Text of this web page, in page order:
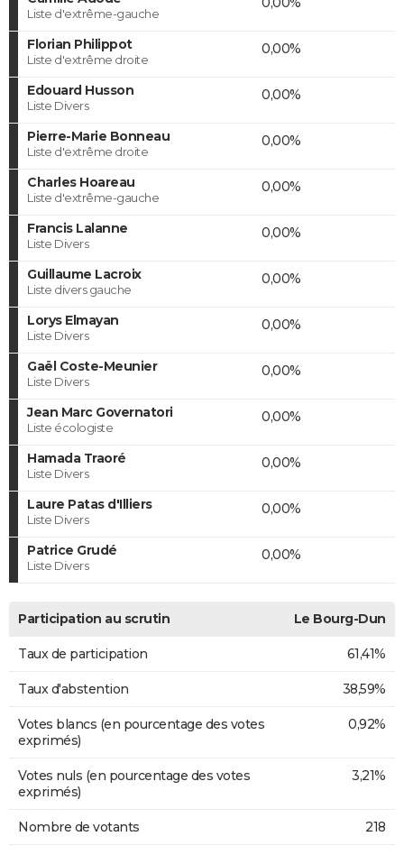
Liste d'extrême-gauche
Florian Philippot
Liste d'extrême droite
0,00%
Edouard Husson
Liste Divers
0,00%
Pierre-Marie Bonneau
Liste d'extrême droite
0,00%
Charles Hoareau
Liste d'extrême-gauche
0,00%
Francis Lalanne
Liste Divers
0,00%
Guillaume Lacroix
Liste divers gauche
0,00%
Lorys Elmayan
Liste Divers
0,00%
Gaël Coste-Meunier
Liste Divers
0,00%
Jean Marc Governatori
Liste écologiste
0,00%
Hamada Traoré
Liste Divers
0,00%
Laure Patas d'Illiers
Liste Divers
0,00%
Patrice Grudé
Liste Divers
0,00%
Participation au scrutin Le Bourg-Dun
Taux de participation 61,41%
Taux d'abstention 38,59%
Votes blancs (en pourcentage des votes
exprimés)
0,92%
Votes nuls (en pourcentage des votes
exprimés)
3,21%
Nombre de votants 218